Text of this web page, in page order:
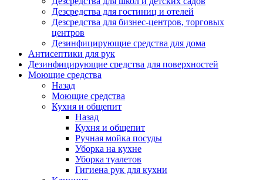
Дезсредства для гостиниц и отелей
Дезсредства для бизнес-центров, торговых
центров
Дезинфицирующие средства для дома
Антисептики для рук
Дезинфицирующие средства для поверхностей
Моющие средства
Назад
Моющие средства
Кухня и общепит
Назад
Кухня и общепит
Ручная мойка посуды
Уборка на кухне
Уборка туалетов
Гигиена рук для кухни